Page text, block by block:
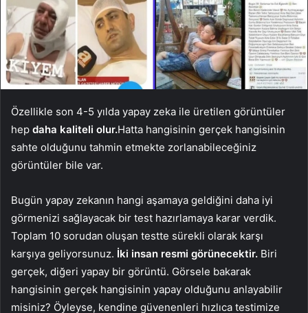
Özellikle son 4-5 yılda yapay zeka ile üretilen görüntüler
hep daha kaliteli olur.Hatta hangisinin gerçek hangisinin
sahte olduğunu tahmin etmekte zorlanabileceğiniz
görüntüler bile var.
Bugün yapay zekanın hangi aşamaya geldiğini daha iyi
görmenizi sağlayacak bir test hazırlamaya karar verdik.
Toplam 10 sorudan oluşan testte sürekli olarak karşı
karşıya geliyorsunuz. İki insan resmi görünecektir. Biri
gerçek, diğeri yapay bir görüntü. Görsele bakarak
hangisinin gerçek hangisinin yapay olduğunu anlayabilir
misiniz? Öyleyse, kendine güvenenleri hızlıca testimize